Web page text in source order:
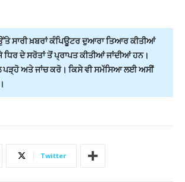
ਸਾਰੀ ਖ਼ਬਰਾਂ ਕੰਪਿਊਟਰ ਦੁਆਰਾ ਤਿਆਰ ਕੀਤੀਆਂ
ਦੇ ਸਰੋਤਾਂ ਤੋਂ ਪ੍ਰਾਪਤ ਕੀਤੀਆਂ ਜਾਂਦੀਆਂ ਹਨ।
ਅਤੇ ਜਾਂਚ ਕਰੋ। ਕਿਸੇ ਵੀ ਸਮੱਸਿਆ ਲਈ ਅਸੀਂ
Twitter